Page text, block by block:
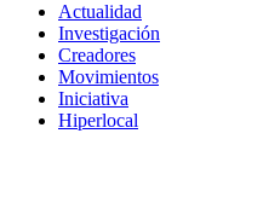
Actualidad
Investigación
Creadores
Movimientos
Iniciativa
Hiperlocal